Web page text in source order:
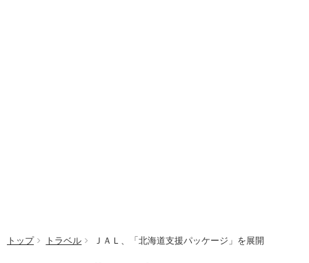
トップ トラベル ＪＡＬ、「北海道支援パッケージ」を展開